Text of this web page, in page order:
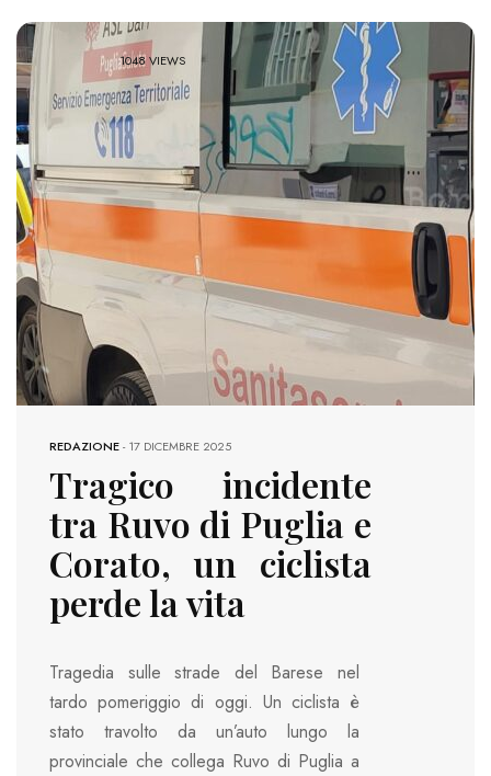
1048 VIEWS
REDAZIONE-17 DICEMBRE 2025
Tragico incidente
tra Ruvo di Puglia e
Corato, un ciclista
perde la vita
Tragedia sulle strade del Barese nel
tardo pomeriggio di oggi. Un ciclista è
stato travolto da un’auto lungo la
provinciale che collega Ruvo di Puglia a